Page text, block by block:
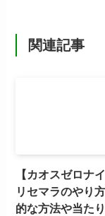
関連記事
【カオスゼロナ
リセマラのやり
的な方法や当た